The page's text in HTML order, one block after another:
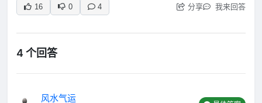
16 0 4 分享 我来回答
4 个回答
风水气运